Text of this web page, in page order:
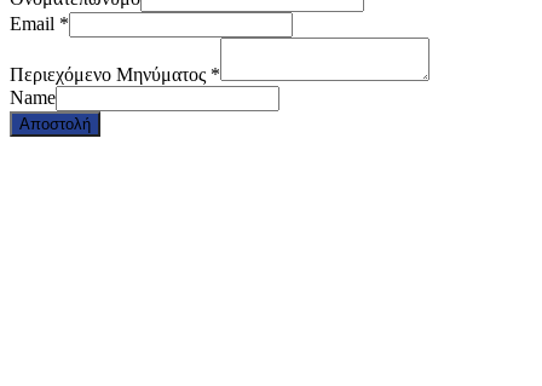
Email *
Περιεχόμενο Μηνύματος *
Name
Αποστολή